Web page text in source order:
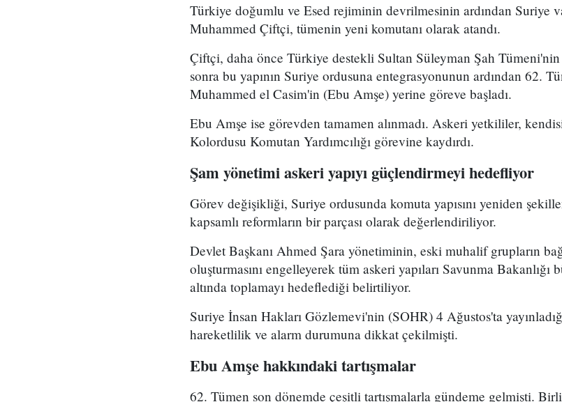
Türkiye doğumlu ve Esed rejiminin devrilmesinin ardından Suriye
Muhammed Çiftçi, tümenin yeni komutanı olarak atandı.
Çiftçi, daha önce Türkiye destekli Sultan Süleyman Şah Tümeni'nin
sonra bu yapının Suriye ordusuna entegrasyonunun ardından 62.
Muhammed el Casim'in (Ebu Amşe) yerine göreve başladı.
Ebu Amşe ise görevden tamamen alınmadı. Askeri yetkililer,
Kolordusu Komutan Yardımcılığı görevine kaydırdı.
Şam yönetimi askeri yapıyı güçlendirmeyi hedefliyor
Görev değişikliği, Suriye ordusunda komuta yapısını yeniden
kapsamlı reformların bir parçası olarak değerlendiriliyor.
Devlet Başkanı Ahmed Şara yönetiminin, eski muhalif grupların
oluşturmasını engelleyerek tüm askeri yapıları Savunma
altında toplamayı hedeflediği belirtiliyor.
Suriye İnsan Hakları Gözlemevi'nin (SOHR) 4 Ağustos'ta
hareketlilik ve alarm durumuna dikkat çekilmişti.
Ebu Amşe hakkındaki tartışmalar
62. Tümen son dönemde çeşitli tartışmalarla gündeme gelmişti.